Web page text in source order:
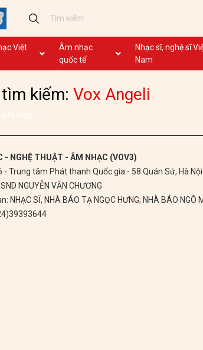
Việt
Hồ Chí Minh
thi đua ái quốc
theo yêu cầu
Âm nhạc
quốc tế
Ca khúc
Không lời
Nhạc sĩ, nghệ sĩ
Nam
Nghệ sĩ biểu diễn
Nhạc sĩ VN
kiếm: Vox Angeli
phù hợp
- NGHỆ THUẬT - ÂM NHẠC (VOV3)
- Trung tâm Phát thanh Quốc gia - 58 Quán Sứ, Hà Nội
NGUYỄN VĂN CHƯƠNG
NHẠC SĨ, NHÀ BÁO TẠ NGỌC HƯNG; NHÀ BÁO NGÔ